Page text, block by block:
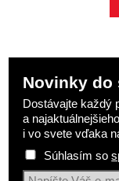
Novinky do
Dostávajte každý
a
i vo svete vďaka
Súhlasím so